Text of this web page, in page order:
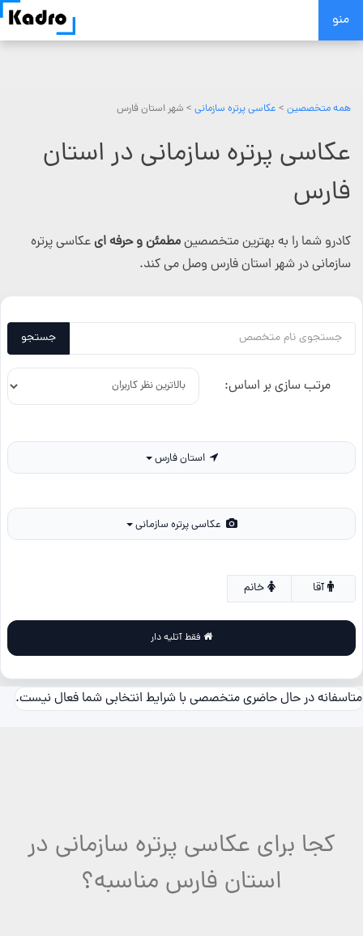
Skip
منو
همه متخصصین > عکاسی پرتره سازمانی > شهر استان فارس
عکاسی پرتره سازمانی در استان
فارس
کادرو شما را به بهترین متخصصینمطمئن و حرفه ایعکاسی پرتره
سازمانی در شهر استان فارس وصل می کند.
جستجو
مرتب سازی بر اساس:
استان فارس
خانم
متاسفانه در حال حاضری متخصصی با شرایط انتخابی شما فعال نیست.
کجا برای عکاسی پرتره سازمانی در
استان فارس مناسبه؟